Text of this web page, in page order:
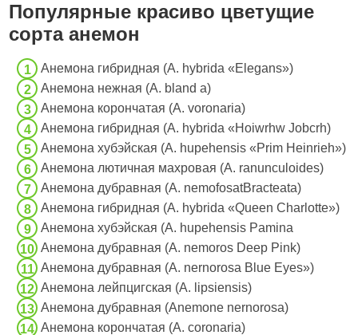
Популярные красиво цветущие
сорта анемон
Анемона гибридная (A. hybrida «Elegans»)
Анемона нежная (A. bland а)
Анемона корончатая (A. voronaria)
Анемона гибридная (A. hybrida «Hoiwrhw Jobcrh)
Анемона хубэйская (A. hupehensis «Prim Heinrieh»)
Анемона лютичная махровая (А. ranunculoides)
Анемона дубрав­ная (A. nemofosatBracteata)
Анемона гибридная (A. hybrida «Queen Charlotte»)
Анемона хубэйская (А. hupehensis Pamina
Анемона дубравная (A. nemoros Deep Pink)
Анемона дубравная (А. nernorosa Blue Eyes»)
Анемона лейпцигская (A. lipsiensis)
Анемона дубравная (Anemone nernorosa)
Анемона корончатая (A. coronaria)